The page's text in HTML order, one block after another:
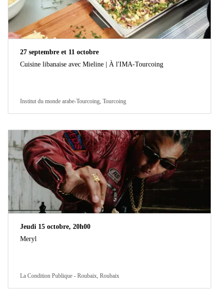
27 septembre et 11 octobre
Cuisine libanaise avec Mieline | À l'IMA-Tourcoing
Institut du monde arabe-Tourcoing, Tourcoing
Jeudi 15 octobre, 20h00
Meryl
La Condition Publique - Roubaix, Roubaix